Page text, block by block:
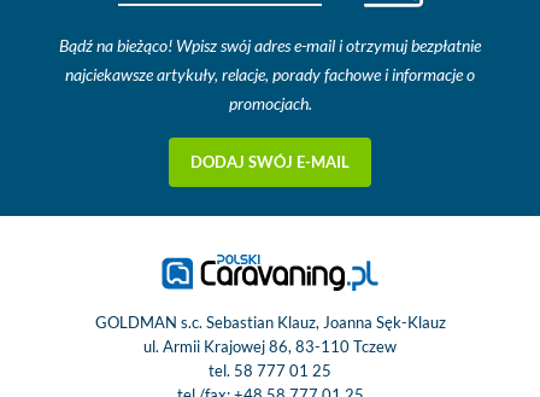
Bądź na bieżąco! Wpisz swój adres e-mail i otrzymuj bezpłatnie
najciekawsze artykuły, relacje, porady fachowe i informacje o
promocjach.
DODAJ SWÓJ E-MAIL
GOLDMAN s.c. Sebastian Klauz, Joanna Sęk-Klauz
ul. Armii Krajowej 86, 83-110 Tczew
tel. 58 777 01 25